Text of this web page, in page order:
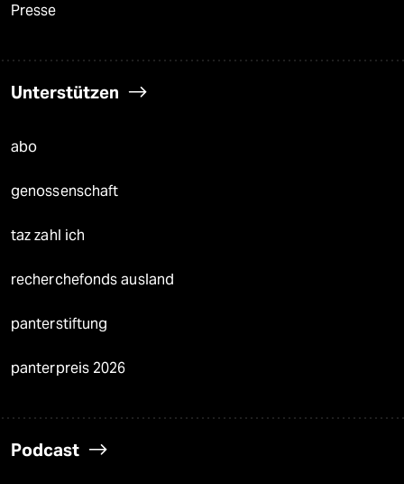
Presse
Unterstützen
abo
genossenschaft
taz zahl ich
recherchefonds ausland
panterstiftung
panterpreis 2026
Podcast